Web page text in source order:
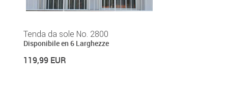
Tenda da sole No. 2800
Disponibile en 6 Larghezze
119,99 EUR